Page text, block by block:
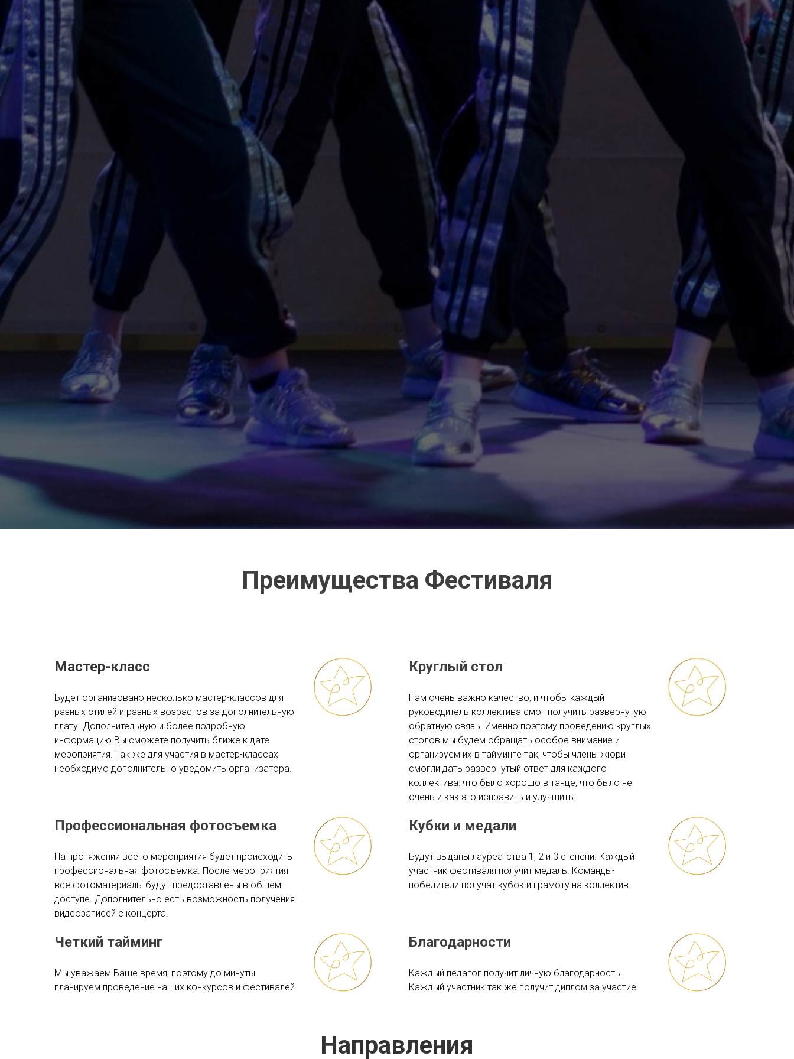
Преимущества Фестиваля
Мастер-класс
Будет организовано несколько мастер-классов для
разных стилей и разных возрастов за дополнительную
плату. Дополнительную и более подробную
информацию Вы сможете получить ближе к дате
мероприятия. Так же для участия в мастер-классах
необходимо дополнительно уведомить организатора.
Круглый стол
Нам очень важно качество, и чтобы каждый
руководитель коллектива смог получить развернутую
обратную связь. Именно поэтому проведению круглых
столов мы будем обращать особое внимание и
организуем их в тайминге так, чтобы члены жюри
смогли дать развернутый ответ для каждого
коллектива: что было хорошо в танце, что было не
очень и как это исправить и улучшить.
Профессиональная фотосъемка
На протяжении всего мероприятия будет происходить
профессиональная фотосъемка. После мероприятия
все фотоматериалы будут предоставлены в общем
доступе. Дополнительно есть возможность получения
видеозаписей с концерта.
Кубки и медали
Будут выданы лауреатства 1, 2 и 3 степени. Каждый
участник фестиваля получит медаль. Команды-
победители получат кубок и грамоту на коллектив.
Четкий тайминг
Мы уважаем Ваше время, поэтому до минуты
планируем проведение наших конкурсов и фестивалей
Благодарности
Каждый педагог получит личную благодарность.
Каждый участник так же получит диплом за участие.
Направления